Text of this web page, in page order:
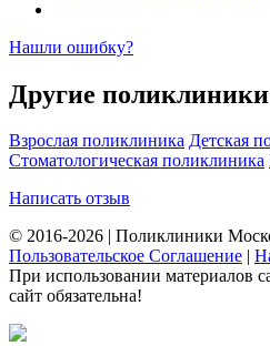
Нашли ошибку?
Другие
Взрослая поликлиника Детская
Стоматологическая поликлиника
Написать отзыв
© 2016-2026 | Поликлиники
Пользовательское Соглашение |
При использовании материалов
сайт обязательна!